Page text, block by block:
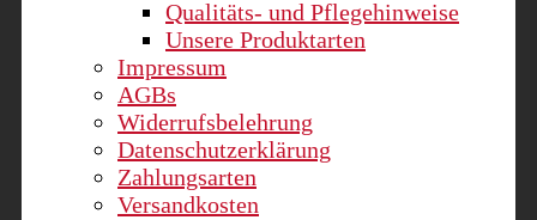
Qualitäts- und Pflegehinweise
Unsere Produktarten
Impressum
AGBs
Widerrufsbelehrung
Datenschutzerklärung
Zahlungsarten
Versandkosten